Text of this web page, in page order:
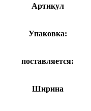
Артикул
Упаковка:
поставляется:
Ширина